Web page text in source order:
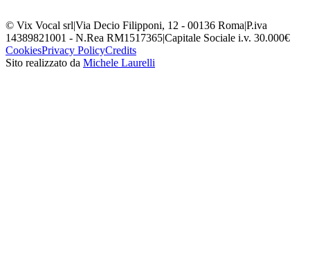
© Vix Vocal srl|Via Decio Filipponi, 12 - 00136 Roma|P.iva
14389821001 - N.Rea RM1517365|Capitale Sociale i.v. 30.000€
CookiesPrivacy PolicyCredits
Sito realizzato da Michele Laurelli